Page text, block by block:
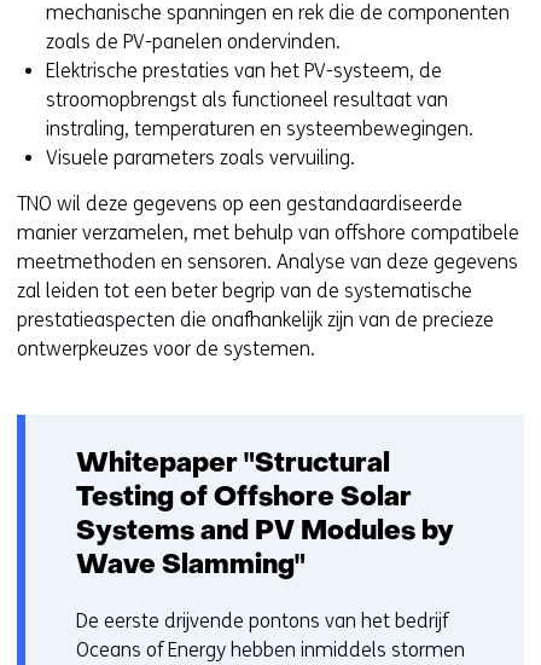
mechanische spanningen en rek die de componenten
zoals de PV-panelen ondervinden.
Elektrische prestaties van het PV-systeem, de
stroomopbrengst als functioneel resultaat van
instraling, temperaturen en systeembewegingen.
Visuele parameters zoals vervuiling.
TNO wil deze gegevens op een gestandaardiseerde
manier verzamelen, met behulp van offshore compatibele
meetmethoden en sensoren. Analyse van deze gegevens
zal leiden tot een beter begrip van de systematische
prestatieaspecten die onafhankelijk zijn van de precieze
ontwerpkeuzes voor de systemen.
Whitepaper "Structural
Testing of Offshore Solar
Systems and PV Modules by
Wave Slamming"
De eerste drijvende pontons van het bedrijf
Oceans of Energy hebben inmiddels stormen